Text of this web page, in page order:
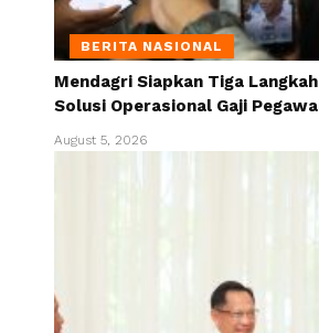
BERITA NASIONAL
Mendagri Siapkan Tiga
Solusi Operasional Gaji
August 5, 2026